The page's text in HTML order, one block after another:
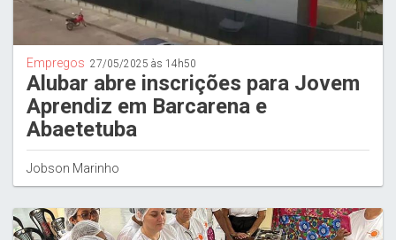
Empregos 27/05/2025 às 14h50
Alubar abre inscrições para Jovem
Aprendiz em Barcarena e
Abaetetuba
Jobson Marinho